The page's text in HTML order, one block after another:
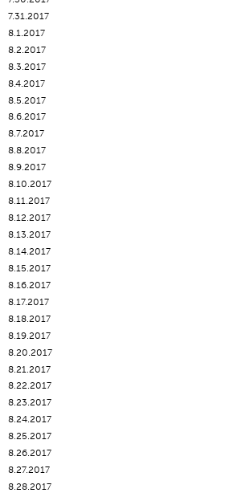
7.31.2017
8.1.2017
8.2.2017
8.3.2017
8.4.2017
8.5.2017
8.6.2017
8.7.2017
8.8.2017
8.9.2017
8.10.2017
8.11.2017
8.12.2017
8.13.2017
8.14.2017
8.15.2017
8.16.2017
8.17.2017
8.18.2017
8.19.2017
8.20.2017
8.21.2017
8.22.2017
8.23.2017
8.24.2017
8.25.2017
8.26.2017
8.27.2017
8.28.2017